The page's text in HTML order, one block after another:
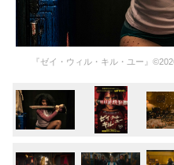
『ゼイ・ウィル・キル・ユー』